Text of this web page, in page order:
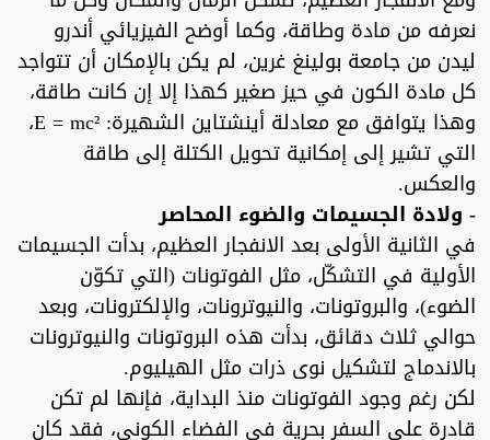
نعرفه من مادة وطاقة، وكما أوضح الفيزيائي أندرو
ليدن من جامعة بولينغ غرين، لم يكن بالإمكان أن تتواجد
كل مادة الكون في حيز صغير كهذا إلا إن كانت طاقة،
وهذا يتوافق مع معادلة أينشتاين الشهيرة: E = mc²،
التي تشير إلى إمكانية تحويل الكتلة إلى طاقة
والعكس.
- ولادة الجسيمات والضوء المحاصر
في الثانية الأولى بعد الانفجار العظيم، بدأت الجسيمات
الأولية في التشكّل، مثل الفوتونات (التي تكوّن
الضوء)، والبروتونات، والنيوترونات، والإلكترونات، وبعد
حوالي ثلاث دقائق، بدأت هذه البروتونات والنيوترونات
بالاندماج لتشكيل نوى ذرات مثل الهيليوم.
لكن رغم وجود الفوتونات منذ البداية، فإنها لم تكن
قادرة على السفر بحرية في الفضاء الكوني، فقد كان